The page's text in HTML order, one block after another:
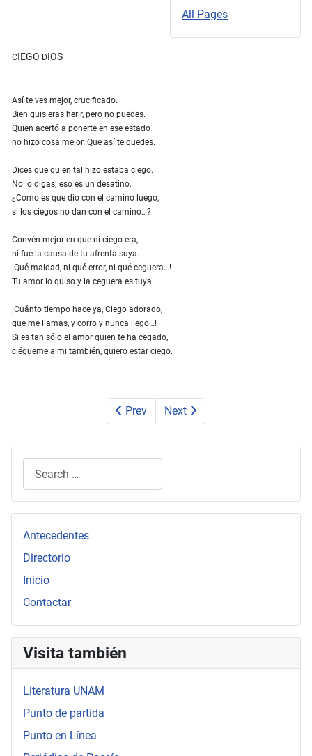
All Pages
CIEGO DIOS
Así te ves mejor, crucificado.
Bien quisieras herir, pero no puedes.
Quien acertó a ponerte en ese estado
no hizo cosa mejor. Que así te quedes.
Dices que quien tal hizo estaba ciego.
No lo digas; eso es un desatino.
¿Cómo es que dio con el camino luego,
si los ciegos no dan con el camino…?
Convén mejor en que ni ciego era,
ni fue la causa de tu afrenta suya.
¡Qué maldad, ni qué error, ni qué ceguera…!
Tu amor lo quiso y la ceguera es tuya.
¡Cuánto tiempo hace ya, Ciego adorado,
que me llamas, y corro y nunca llego…!
Si es tan sólo el amor quien te ha cegado,
ciégueme a mi también, quiero estar ciego.
Prev Next
Antecedentes
Directorio
Inicio
Contactar
Visita también
Literatura UNAM
Punto de partida
Punto en Línea